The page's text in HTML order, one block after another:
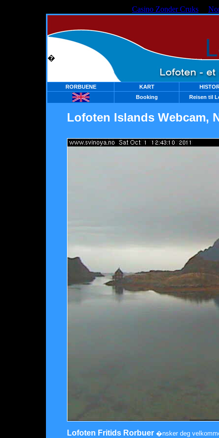
Casino Zonder Cruks
�
RORBUENE KART
Booking
Reisen til
Lofoten Islands Webcam,
Lofoten Fritids Rorbuer �nsker deg